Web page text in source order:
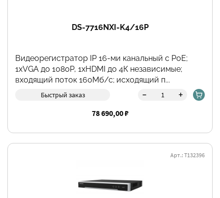
DS-7716NXI-K4/16P
Видеорегистратор IP 16-ми канальный с PоE;
1хVGA до 1080Р, 1хHDMI до 4К независимые;
входящий поток 160Мб/с; исходящий п...
Быстрый заказ - +
78 690,00 ₽
Арт.: Т132396